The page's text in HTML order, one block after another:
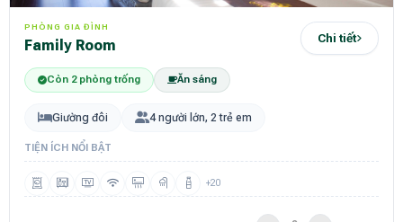
PHÒNG GIA ĐÌNH
Family Room Chi tiết
Còn 2 phòng trống Ăn sáng
Giường đôi 4 người lớn, 2 trẻ em
TIỆN ÍCH NỔI BẬT
+20